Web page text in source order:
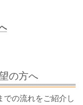
の方へ
での流れをご紹介し